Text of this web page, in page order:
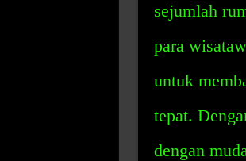
sejumlah
para
untuk
tepat.
dengan